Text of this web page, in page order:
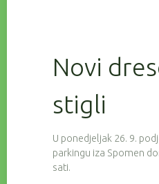
Novi
stigli
U ponedjeljak 26. 9.
parkingu iza Spomen
sati.